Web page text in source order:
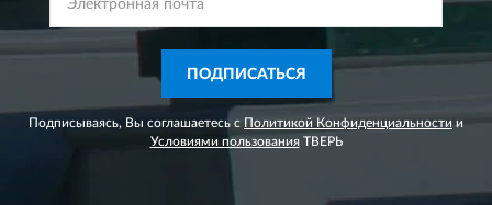
ПОДПИСАТЬСЯ
Подписываясь, Вы соглашаетесь с Политикой Конфиденциальности и
Условиями пользованияТВЕРЬ